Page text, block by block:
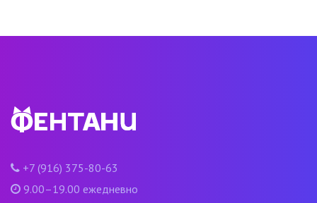
+7 (916) 375-80-63
9.00–19.00 ежедневно